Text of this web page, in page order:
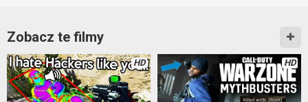
Zobacz te filmy
HD HD